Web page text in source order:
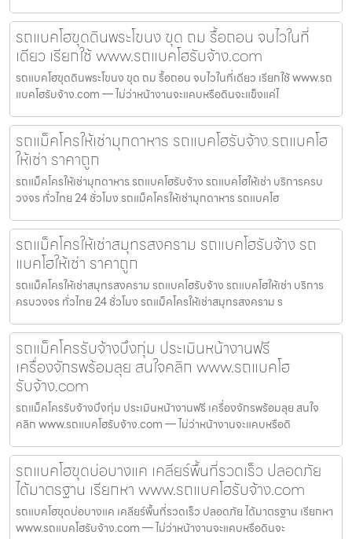
รถแบคโฮขุดดินพระโขนง ขุด ถม รื้อถอน จบไวในที่
เดียว เรียกใช้ www.รถแบคโฮรับจ้าง.com
รถแบคโฮขุดดินพระโขนง ขุด ถม รื้อถอน จบไวในที่เดียว เรียกใช้ www.รถ
แบคโฮรับจ้าง.com — ไม่ว่าหน้างานจะแคบหรือดินจะแข็งแค่ไ
รถแม็คโครให้เช่ามุกดาหาร รถแบคโฮรับจ้าง รถแบคโฮ
ให้เช่า ราคาถูก
รถแม็คโครให้เช่ามุกดาหาร รถแบคโฮรับจ้าง รถแบคโฮให้เช่า บริการครบ
วงจร ทั่วไทย 24 ชั่วโมง รถแม็คโครให้เช่ามุกดาหาร รถแบคโฮ
รถแม็คโครให้เช่าสมุทรสงคราม รถแบคโฮรับจ้าง รถ
แบคโฮให้เช่า ราคาถูก
รถแม็คโครให้เช่าสมุทรสงคราม รถแบคโฮรับจ้าง รถแบคโฮให้เช่า บริการ
ครบวงจร ทั่วไทย 24 ชั่วโมง รถแม็คโครให้เช่าสมุทรสงคราม ร
รถแม็คโครรับจ้างบึงกุ่ม ประเมินหน้างานฟรี
เครื่องจักรพร้อมลุย สนใจคลิก www.รถแบคโฮ
รับจ้าง.com
รถแม็คโครรับจ้างบึงกุ่ม ประเมินหน้างานฟรี เครื่องจักรพร้อมลุย สนใจ
คลิก www.รถแบคโฮรับจ้าง.com — ไม่ว่าหน้างานจะแคบหรือดิ
รถแบคโฮขุดบ่อบางแค เคลียร์พื้นที่รวดเร็ว ปลอดภัย
ได้มาตรฐาน เรียกหา www.รถแบคโฮรับจ้าง.com
รถแบคโฮขุดบ่อบางแค เคลียร์พื้นที่รวดเร็ว ปลอดภัย ได้มาตรฐาน เรียกหา
www.รถแบคโฮรับจ้าง.com — ไม่ว่าหน้างานจะแคบหรือดินจะ